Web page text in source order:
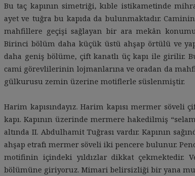
Bu taç kapının simetriği, kıble istikametinde
ayet ve tuğra bu kapıda da bulunmaktadır.
mahfillere geçişi sağlayan bir ara mekân
Birinci bölüm daha küçük üstü ahşap örtülü ve
daha geniş bölüme, çift kanatlı üç kapı ile girilir.
cami görevlilerinin lojmanlarına ve oradan da
gülkurusu zemin üzerine motiflerle süslenmiştir.
Harim kapısındayız. Harim kapısı mermer söveli
kapı. Kapının üzerinde mermere hakedilmiş
altında II. Abdulhamit Tuğrası vardır. Kapının
ahşap etrafı mermer söveli iki pencere bulunur.
motifinin içindeki yıldızlar dikkat çekmektedir.
bölümüne giriyoruz. Mimari belirsizliği bir yana